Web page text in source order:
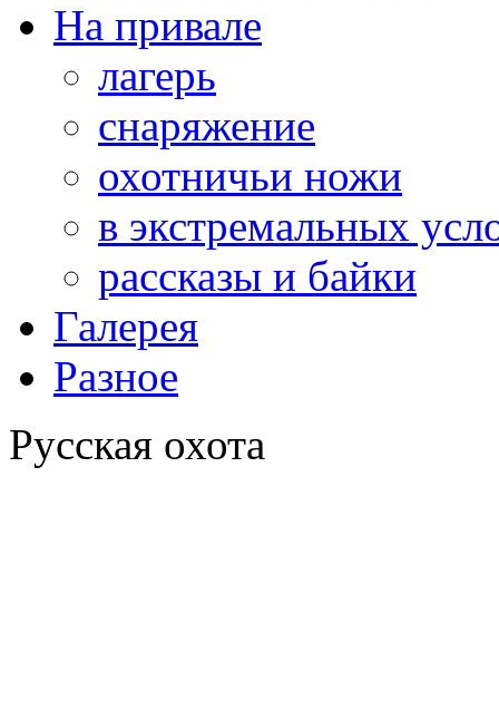
На привале
лагерь
снаряжение
охотничьи ножи
в экстремальных
рассказы и байки
Галерея
Разное
Русская охота